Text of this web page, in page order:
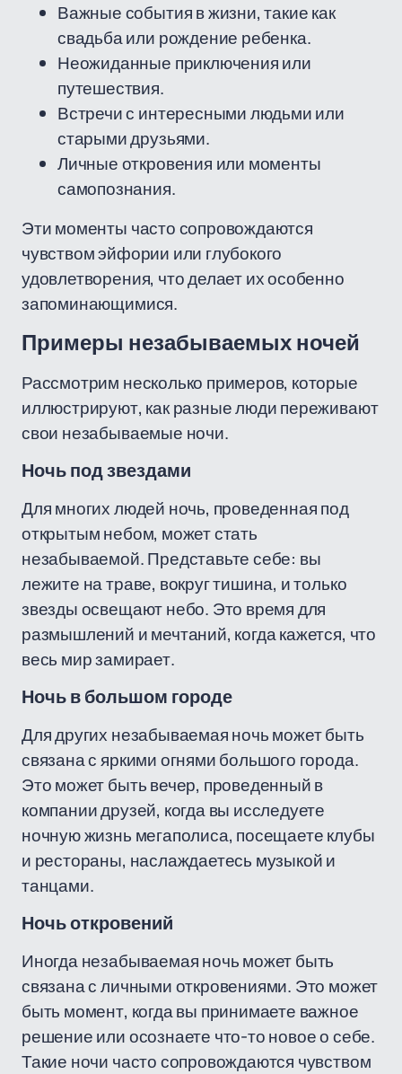
Важные события в жизни, такие как
свадьба или рождение ребенка.
Неожиданные приключения или
путешествия.
Встречи с интересными людьми или
старыми друзьями.
Личные откровения или моменты
самопознания.
Эти моменты часто сопровождаются
чувством эйфории или глубокого
удовлетворения, что делает их особенно
запоминающимися.
Примеры незабываемых ночей
Рассмотрим несколько примеров, которые
иллюстрируют, как разные люди переживают
свои незабываемые ночи.
Ночь под звездами
Для многих людей ночь, проведенная под
открытым небом, может стать
незабываемой. Представьте себе: вы
лежите на траве, вокруг тишина, и только
звезды освещают небо. Это время для
размышлений и мечтаний, когда кажется, что
весь мир замирает.
Ночь в большом городе
Для других незабываемая ночь может быть
связана с яркими огнями большого города.
Это может быть вечер, проведенный в
компании друзей, когда вы исследуете
ночную жизнь мегаполиса, посещаете клубы
и рестораны, наслаждаетесь музыкой и
танцами.
Ночь откровений
Иногда незабываемая ночь может быть
связана с личными откровениями. Это может
быть момент, когда вы принимаете важное
решение или осознаете что-то новое о себе.
Такие ночи часто сопровождаются чувством